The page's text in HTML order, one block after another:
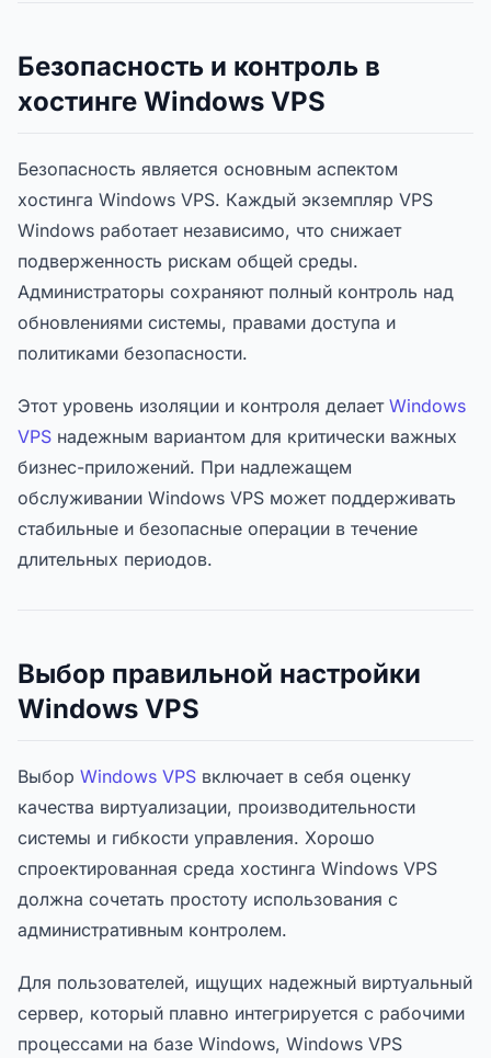
Безопасность и контроль в
хостинге Windows VPS
Безопасность является основным аспектом
хостинга Windows VPS. Каждый экземпляр VPS
Windows работает независимо, что снижает
подверженность рискам общей среды.
Администраторы сохраняют полный контроль над
обновлениями системы, правами доступа и
политиками безопасности.
Этот уровень изоляции и контроля делает Windows
VPS надежным вариантом для критически важных
бизнес-приложений. При надлежащем
обслуживании Windows VPS может поддерживать
стабильные и безопасные операции в течение
длительных периодов.
Выбор правильной настройки
Windows VPS
Выбор Windows VPS включает в себя оценку
качества виртуализации, производительности
системы и гибкости управления. Хорошо
спроектированная среда хостинга Windows VPS
должна сочетать простоту использования с
административным контролем.
Для пользователей, ищущих надежный виртуальный
сервер, который плавно интегрируется с рабочими
процессами на базе Windows, Windows VPS